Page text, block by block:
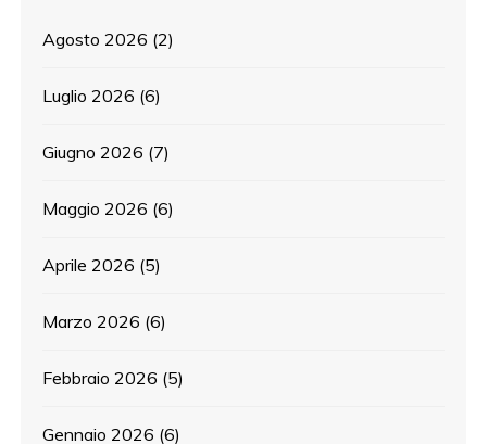
Agosto 2026 (2)
Luglio 2026 (6)
Giugno 2026 (7)
Maggio 2026 (6)
Aprile 2026 (5)
Marzo 2026 (6)
Febbraio 2026 (5)
Gennaio 2026 (6)